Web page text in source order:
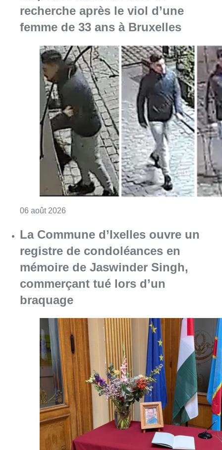
06 août 2026 Consulter l'article "La police lance un avis
La Commune d’Ixelles ouvre un
registre de condoléances en
mémoire de Jaswinder Singh,
commerçant tué lors d’un
braquage
06 août 2026 Consulter l'article "La Commune d’Ixelles
Partager l'article
FacebookTwitterWhatsApp
Share
03 juin 2024- 16h48
13 août 2024 - 16h09